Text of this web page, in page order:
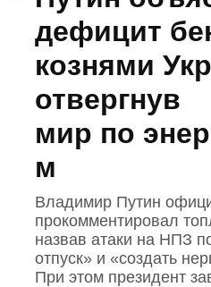
дефицит
кознями
отвергнув
мир по
м
Владимир Путин
прокомментировал
назвав атаки на НПЗ
отпуск» и «создать
При этом президент